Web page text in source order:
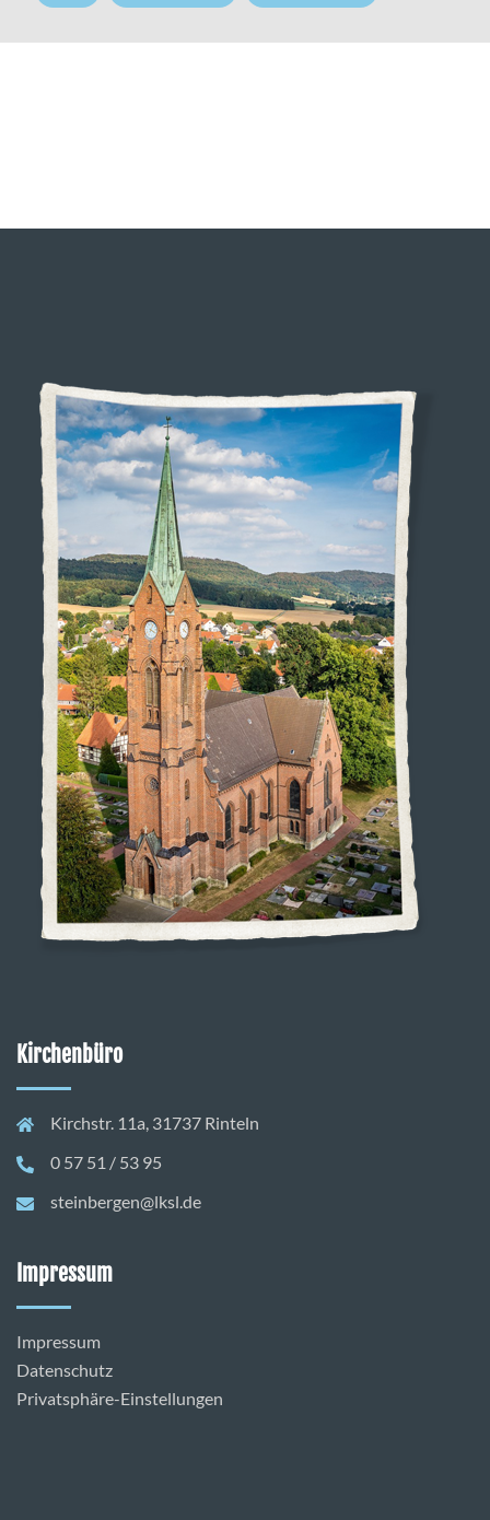
Kirchenbüro
Kirchstr. 11a, 31737 Rinteln
0 57 51 / 53 95
steinbergen@lksl.de
Impressum
Impressum
Datenschutz
Privatsphäre-Einstellungen